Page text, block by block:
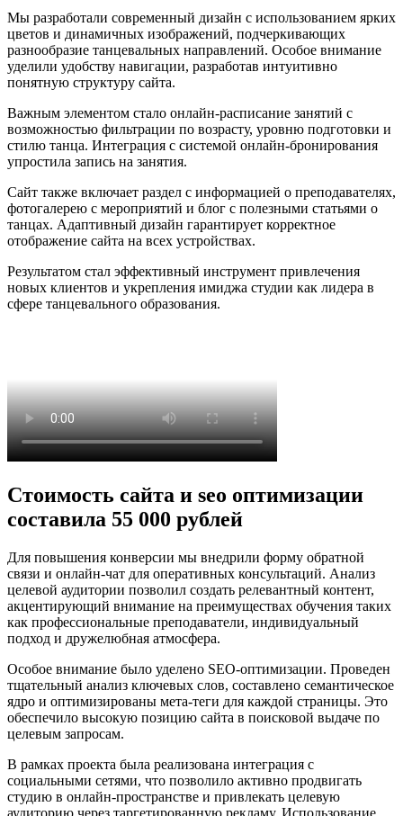
Мы разработали современный дизайн с использованием ярких
цветов и динамичных изображений, подчеркивающих
разнообразие танцевальных направлений. Особое внимание
уделили удобству навигации, разработав интуитивно
понятную структуру сайта.
Важным элементом стало онлайн-расписание занятий с
возможностью фильтрации по возрасту, уровню подготовки и
стилю танца. Интеграция с системой онлайн-бронирования
упростила запись на занятия.
Сайт также включает раздел с информацией о преподавателях,
фотогалерею с мероприятий и блог с полезными статьями о
танцах. Адаптивный дизайн гарантирует корректное
отображение сайта на всех устройствах.
Результатом стал эффективный инструмент привлечения
новых клиентов и укрепления имиджа студии как лидера в
сфере танцевального образования.
Стоимость сайта и seo оптимизации
составила 55 000 рублей
Для повышения конверсии мы внедрили форму обратной
связи и онлайн-чат для оперативных консультаций. Анализ
целевой аудитории позволил создать релевантный контент,
акцентирующий внимание на преимуществах обучения таких
как профессиональные преподаватели, индивидуальный
подход и дружелюбная атмосфера.
Особое внимание было уделено SEO-оптимизации. Проведен
тщательный анализ ключевых слов, составлено семантическое
ядро и оптимизированы мета-теги для каждой страницы. Это
обеспечило высокую позицию сайта в поисковой выдаче по
целевым запросам.
В рамках проекта была реализована интеграция с
социальными сетями, что позволило активно продвигать
студию в онлайн-пространстве и привлекать целевую
аудиторию через таргетированную рекламу. Использование